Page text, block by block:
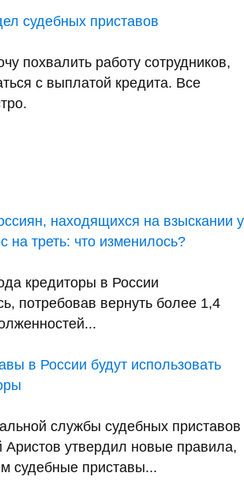
судебных приставов
похвалить работу сотрудников,
с выплатой кредита. Все
находящихся на взыскании у
на треть: что изменилось?
кредиторы в России
потребовав вернуть более 1,4
в России будут использовать
службы судебных приставов
утвердил новые правила,
судебные приставы...